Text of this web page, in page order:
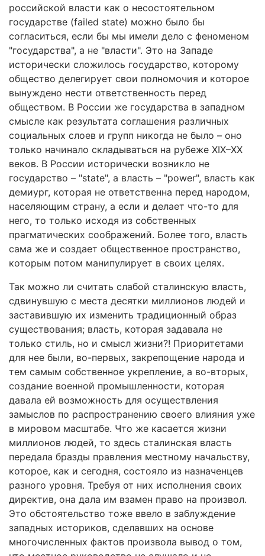
российской власти как о несостоятельном
государстве (failed state) можно было бы
согласиться, если бы мы имели дело с феноменом
"государства", а не "власти". Это на Западе
исторически сложилось государство, которому
общество делегирует свои полномочия и которое
вынуждено нести ответственность перед
обществом. В России же государства в западном
смысле как результата соглашения различных
социальных слоев и групп никогда не было – оно
только начинало складываться на рубеже XIX–XX
веков. В России исторически возникло не
государство – "state", а власть – "power", власть как
демиург, которая не ответственна перед народом,
населяющим страну, а если и делает что-то для
него, то только исходя из собственных
прагматических соображений. Более того, власть
сама же и создает общественное пространство,
которым потом манипулирует в своих целях.
Так можно ли считать слабой сталинскую власть,
сдвинувшую с места десятки миллионов людей и
заставившую их изменить традиционный образ
существования; власть, которая задавала не
только стиль, но и смысл жизни?! Приоритетами
для нее были, во-первых, закрепощение народа и
тем самым собственное укрепление, а во-вторых,
создание военной промышленности, которая
давала ей возможность для осуществления
замыслов по распространению своего влияния уже
в мировом масштабе. Что же касается жизни
миллионов людей, то здесь сталинская власть
передала бразды правления местному начальству,
которое, как и сегодня, состояло из назначенцев
разного уровня. Требуя от них исполнения своих
директив, она дала им взамен право на произвол.
Это обстоятельство тоже ввело в заблуждение
западных историков, сделавших на основе
многочисленных фактов произвола вывод о том,